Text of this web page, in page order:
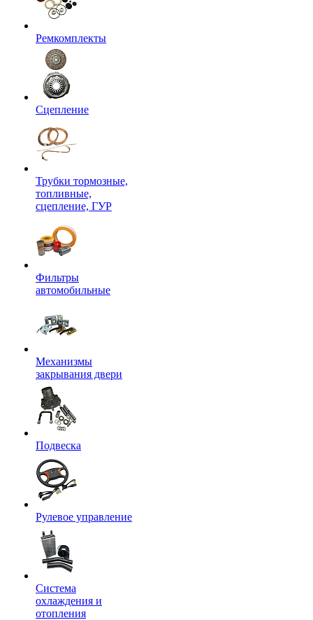
Ремкомплекты
Сцепление
Трубки тормозные,
топливные,
сцепление, ГУР
Фильтры
автомобильные
Механизмы
закрывания двери
Подвеска
Рулевое управление
Система
охлаждения и
отопления